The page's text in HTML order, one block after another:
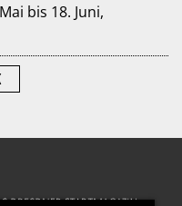
bis 18. Juni,